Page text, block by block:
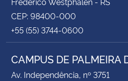
CEP: 98400-000
+55 (55) 3744-0600
CAMPUS DE PALMEIRA
Av. Independência, nº 3751